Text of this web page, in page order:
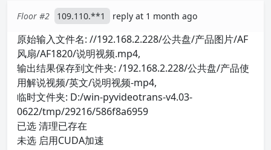
Floor #2 109.110.**1 reply at 1 month ago
原始输入文件名: //192.168.2.228/公共盘/产品图片/AF
风扇/AF1820/说明视频.mp4,
输出结果保存到文件夹: /192.168.2.228/公共盘/产品使
用解说视频/英文/说明视频-mp4,
临时文件夹: D:/win-pyvideotrans-v4.03-
0622/tmp/29216/586f8a6959
已选 清理已存在
未选 启用CUDA加速